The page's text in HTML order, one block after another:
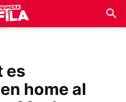
es
home al